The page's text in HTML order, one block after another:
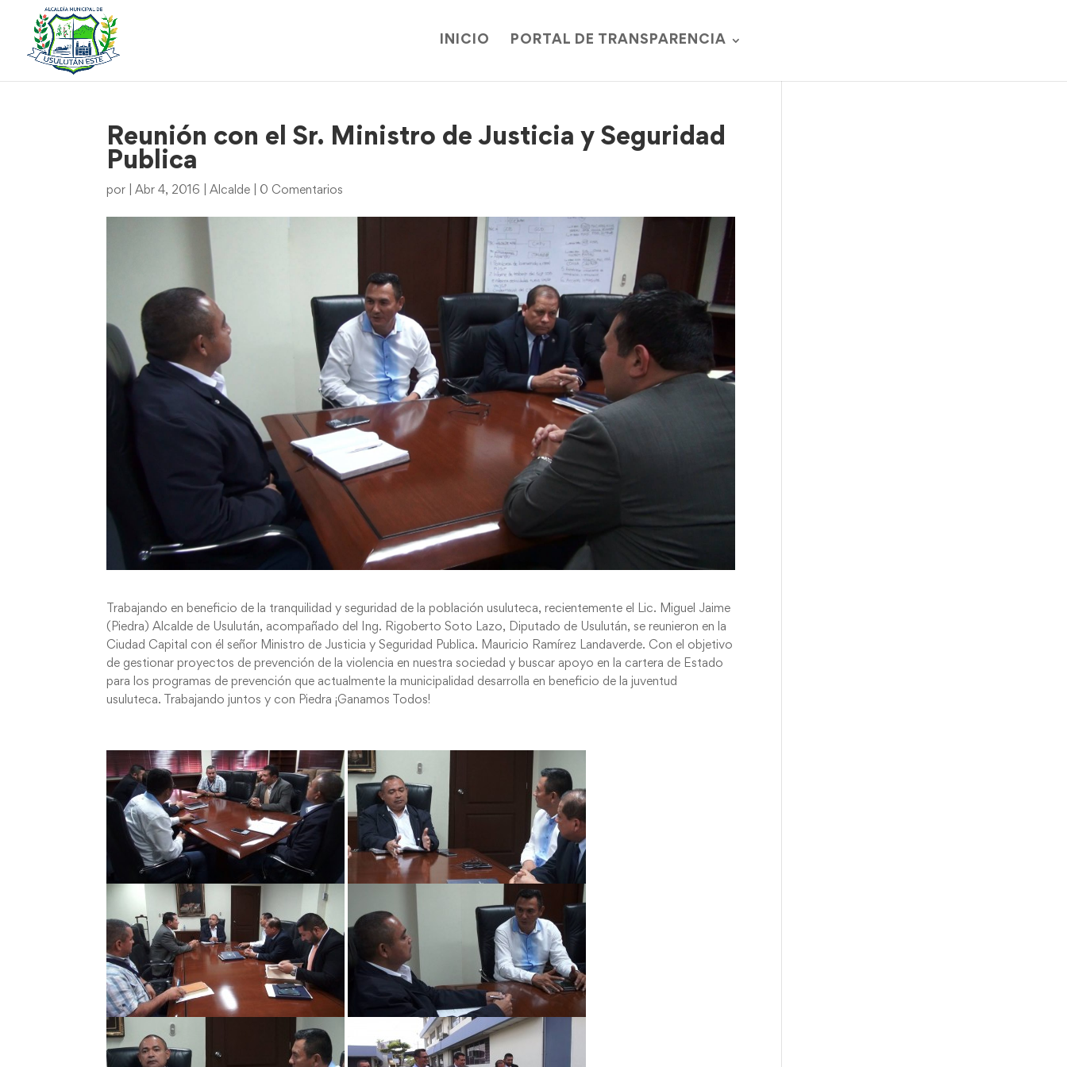
INICIO PORTAL DE TRANSPARENCIA
Reunión con el Sr. Ministro de Justicia y Seguridad
Publica
por |Abr 4, 2016 |Alcalde 0 Comentarios
Trabajando en beneficio de la tranquilidad y seguridad de la población usuluteca, recientemente el Lic. Miguel Jaime
(Piedra) Alcalde de Usulután, acompañado del Ing. Rigoberto Soto Lazo, Diputado de Usulután, se reunieron en la
Ciudad Capital con él señor Ministro de Justicia y Seguridad Publica. Mauricio Ramírez Landaverde. Con el objetivo
de gestionar proyectos de prevención de la violencia en nuestra sociedad y buscar apoyo en la cartera de Estado
para los programas de prevención que actualmente la municipalidad desarrolla en beneficio de la juventud
usuluteca. Trabajando juntos y con Piedra ¡Ganamos Todos!